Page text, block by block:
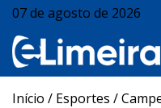
07 de agosto de 2026
Início / Esportes /